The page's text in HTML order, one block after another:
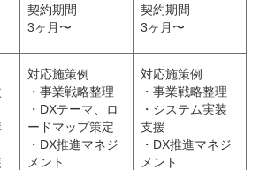
契約期間
3ヶ月〜
契約期間
3ヶ月〜
対応施策例
・事業戦略整理
・DXテーマ、ロ
ードマップ策定
・DX推進マネジ
メント
対応施策例
・事業戦略整理
・システム実装
支援
・DX推進マネジ
メント